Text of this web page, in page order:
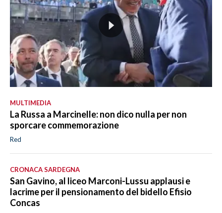
MULTIMEDIA
La Russa a Marcinelle: non dico nulla per non
sporcare commemorazione
Red
CRONACA SARDEGNA
San Gavino, al liceo Marconi-Lussu applausi e
lacrime per il pensionamento del bidello Efisio
Concas